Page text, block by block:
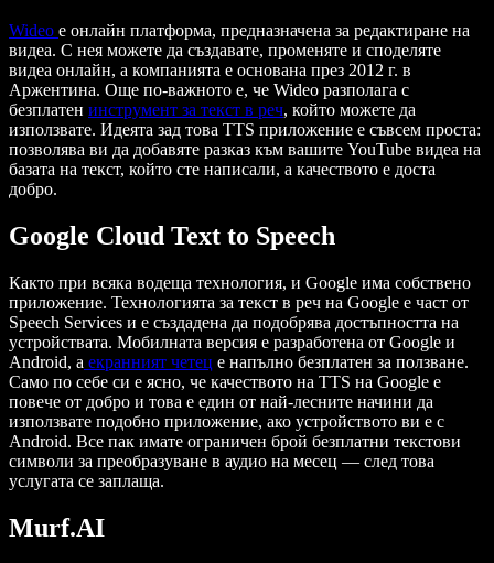
Wideo е онлайн платформа, предназначена за редактиране на
видеа. С нея можете да създавате, променяте и споделяте
видеа онлайн, а компанията е основана през 2012 г. в
Аржентина. Още по-важното е, че Wideo разполага с
безплатен инструмент за текст в реч, който можете да
използвате. Идеята зад това TTS приложение е съвсем проста:
позволява ви да добавяте разказ към вашите YouTube видеа на
базата на текст, който сте написали, а качеството е доста
добро.
Google Cloud Text to Speech
Както при всяка водеща технология, и Google има собствено
приложение. Технологията за текст в реч на Google е част от
Speech Services и е създадена да подобрява достъпността на
устройствата. Мобилната версия е разработена от Google и
Android, а екранният четец е напълно безплатен за ползване.
Само по себе си е ясно, че качеството на TTS на Google е
повече от добро и това е един от най-лесните начини да
използвате подобно приложение, ако устройството ви е с
Android. Все пак имате ограничен брой безплатни текстови
символи за преобразуване в аудио на месец — след това
услугата се заплаща.
Murf.AI